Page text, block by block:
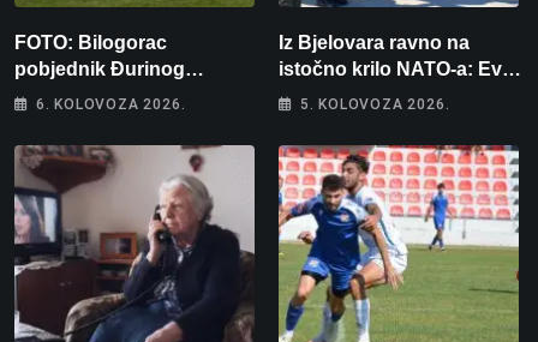
FOTO: Bilogorac
pobjednik Đurinog
memorijala
6. KOLOVOZA 2026.
Iz Bjelovara ravno na
istočno krilo NATO-a: Evo
kamo odlazi 82 hrvatska
5. KOLOVOZA 2026.